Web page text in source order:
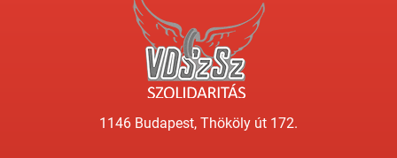
1146 Budapest, Thököly út 172.